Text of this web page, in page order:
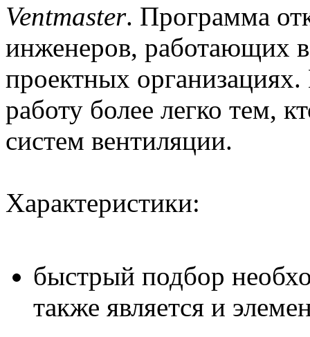
Ventmaster. Программа
инженеров, работающих в
проектных
работу более легко тем,
систем вентиляции.
Характеристики:
быстрый подбор
также является и